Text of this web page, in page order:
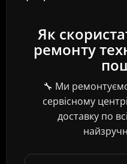
Як
ремонту
🔧 Ми
сервісному
доставку по